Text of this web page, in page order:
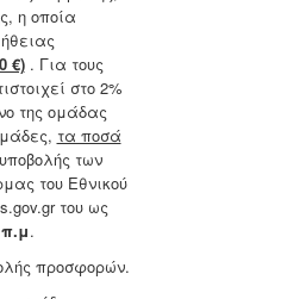
η οποία
€). Για τους
στο 2%
της ομάδας
τα ποσά
των
του Εθνικού
του ως
π.μ.
προσφορών.